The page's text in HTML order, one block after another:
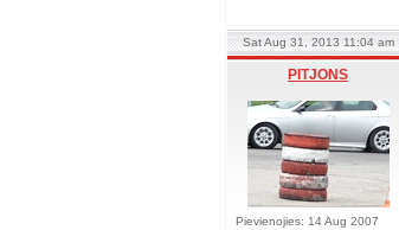
Sat Aug 31, 2013 11:04 am
PITJONS
Pievienojies: 14 Aug 2007